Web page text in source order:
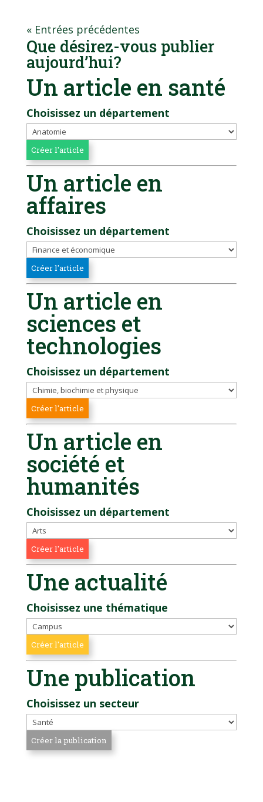
« Entrées précédentes
Que désirez-vous publier
aujourd’hui?
Un article en santé
Choisissez un département
Un article en
affaires
Choisissez un département
Un article en
sciences et
technologies
Choisissez un département
Un article en
société et
humanités
Choisissez un département
Une actualité
Choisissez une thématique
Une publication
Choisissez un secteur